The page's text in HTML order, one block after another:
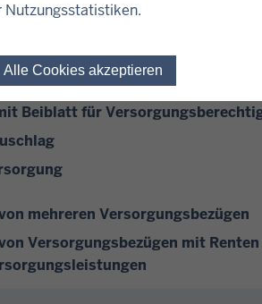
Alle Cookies akzeptieren
Beiblatt für
mehreren Versorgungsbezügen
Versorgungsbezügen mit